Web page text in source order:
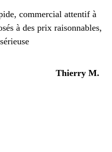
commercial attentif à
à des prix raisonnables,
Thierry M.